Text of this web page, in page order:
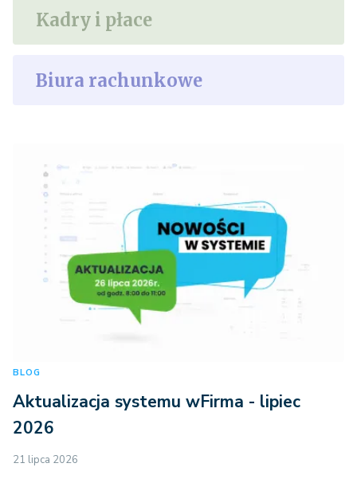
Kadry i płace
Biura rachunkowe
BLOG
Aktualizacja systemu wFirma - lipiec
2026
21 lipca 2026